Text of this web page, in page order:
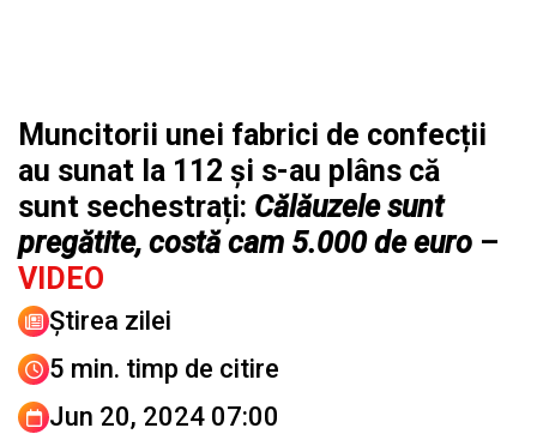
Muncitorii unei fabrici de confecții
au sunat la 112 și s-au plâns că
sunt sechestrați: Călăuzele sunt
pregătite, costă cam 5.000 de euro –
VIDEO
Știrea zilei
5 min. timp de citire
Jun 20, 2024 07:00